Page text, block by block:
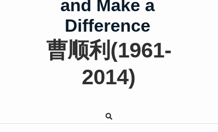
and Make a
Difference
曹顺利(1961-
2014)